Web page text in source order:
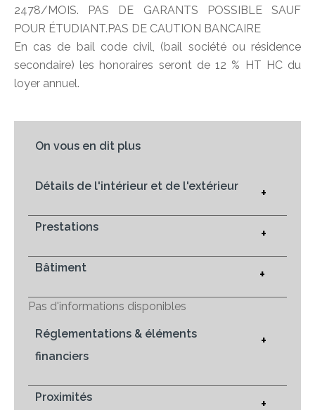
2478/MOIS. PAS DE GARANTS POSSIBLE SAUF
POUR ÉTUDIANT.PAS DE CAUTION BANCAIRE
En cas de bail code civil, (bail société ou résidence
secondaire) les honoraires seront de 12 % HT HC du
loyer annuel.
On vous en dit plus
Détails de l'intérieur et de l'extérieur +
Prestations +
Bâtiment +
Pas d'informations disponibles
Réglementations & éléments
financiers
+
Proximités +